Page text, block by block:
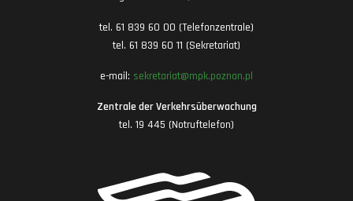
tel. 61 839 60 00 (Telefonzentrale)
tel. 61 839 60 11 (Sekretariat)
e-mail: sekretariat@mpk.poznan.pl
Zentrale der Verkehrsüberwachung
tel. 19 445 (Notruftelefon)